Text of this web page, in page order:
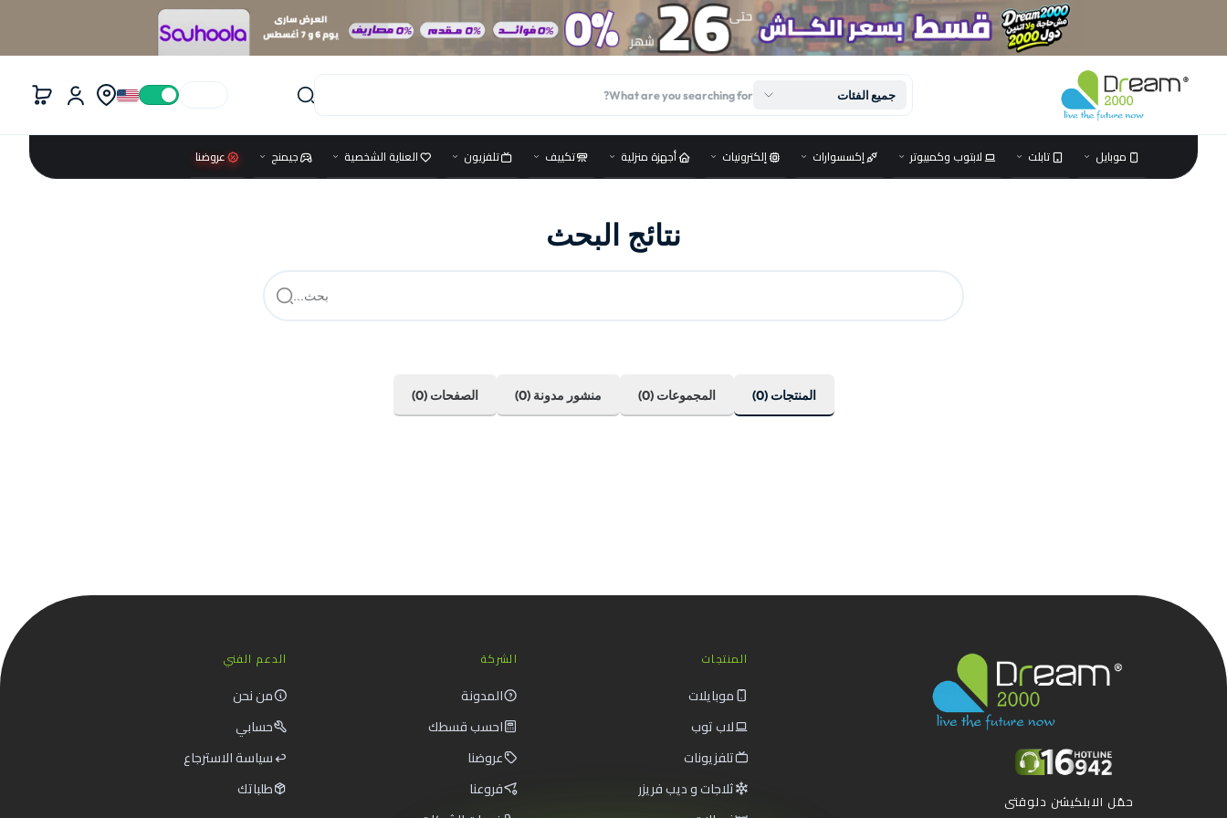
جميع الفئات
موبايل تابلت لابتوب وكمبيوتر إكسسوارات إلكترونيات أجهزة منزلية تكييف تلفزيون العناية الشخصية جيمنج عروضنا
نتائج البحث
المنتجات(0)
المنتجات(0)
المجموعات(0)
المجموعات(0)
منشور مدونة(0)
منشور مدونة(0)
الصفحات(0)
الصفحات(0)
حمّل الابلكيشن دلوقتى
المنتجات
موبايلات
لاب توب
تلفزيونات
ثلاجات و ديب فريزر
الشركة
المدونة
احسب قسطك
عروضنا
فروعنا
الدعم الفني
من نحن
حسابي
سياسة الاسترجاع
طلباتك